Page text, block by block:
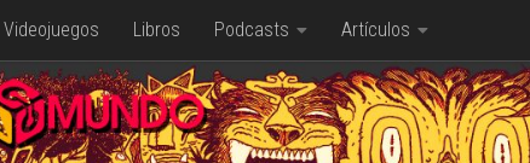
Videojuegos Libros Podcasts Artículos